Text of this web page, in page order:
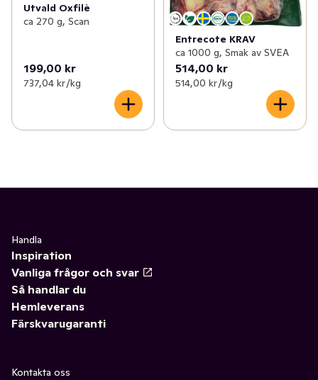
Utvald Oxfilè
ca 270 g, Scan
199,00 kr
737,04 kr /kg
Entrecote KRAV
ca 1000 g, Smak av SVEA
514,00 kr
514,00 kr /kg
Handla
Inspiration
Vanliga frågor och svar
Så handlar du
Hemleverans
Färskvarugaranti
Kontakta oss